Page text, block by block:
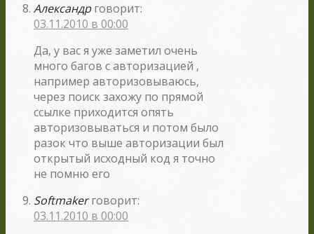
Александр говорит:
03.11.2010 в 00:00
Да, у вас я уже заметил очень
много багов с авторизацией ,
например авторизовываюсь,
через поиск захожу по прямой
ссылке приходится опять
авторизовываться и потом было
разок что выше авторизации был
открытый исходный код я точно
не помню его
Softmaker говорит:
03.11.2010 в 00:00